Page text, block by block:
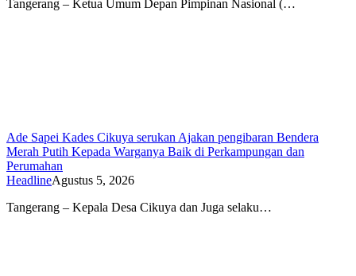
Tangerang – Ketua Umum Depan Pimpinan Nasional (…
Ade Sapei Kades Cikuya serukan Ajakan pengibaran Bendera
Merah Putih Kepada Warganya Baik di Perkampungan dan
Perumahan
HeadlineAgustus 5, 2026
Tangerang – Kepala Desa Cikuya dan Juga selaku…